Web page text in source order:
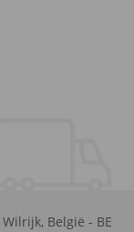
Wilrijk, België - BE